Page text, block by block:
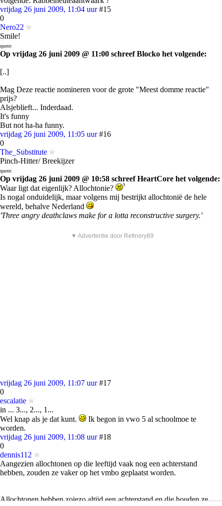
vrijdag 26 juni 2009, 11:04 uur #15
0
Nero22
Smile!
quote:
Op vrijdag 26 juni 2009 @ 11:00 schreef Blocko het volgende:
[..]
Mag Deze reactie nomineren voor de grote "Meest domme reactie"
prijs?
Alsjeblieft... Inderdaad.
It's funny
But not ha-ha funny.
vrijdag 26 juni 2009, 11:05 uur #16
0
The_Substitute
Pinch-Hitter/ Breekijzer
quote:
Op vrijdag 26 juni 2009 @ 10:58 schreef HeartCore het volgende:
Waar ligt dat eigenlijk? Allochtonie?
Is nogal onduidelijk, maar volgens mij bestrijkt allochtonië de hele
wereld, behalve Nederland
'Three angry deathclaws make for a lotta reconstructive surgery.'
▼ Advertentie door Refinery89
vrijdag 26 juni 2009, 11:07 uur #17
0
escalatie
in ... 3..., 2..., 1...
Wel knap als je dat kunt.
Ik begon in vwo 5 al schoolmoe te
worden.
vrijdag 26 juni 2009, 11:08 uur #18
0
dennis112
Aangezien allochtonen op die leeftijd vaak nog een achterstand
hebben, zouden ze vaker op het vmbo geplaatst worden.
Allochtonen hebben zoiezo altijd een achterstand en die houden ze